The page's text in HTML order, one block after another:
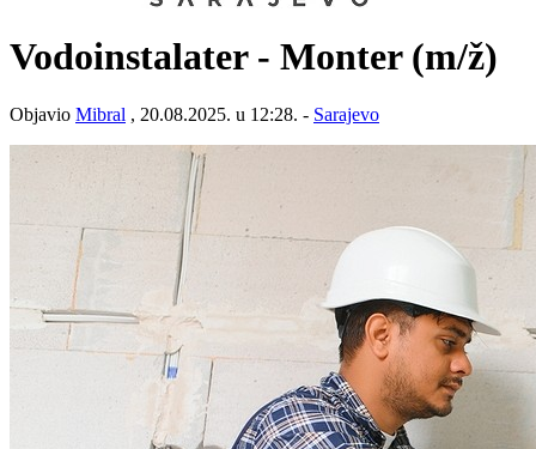
Vodoinstalater - Monter (m/ž)
Objavio Mibral , 20.08.2025. u 12:28. - Sarajevo